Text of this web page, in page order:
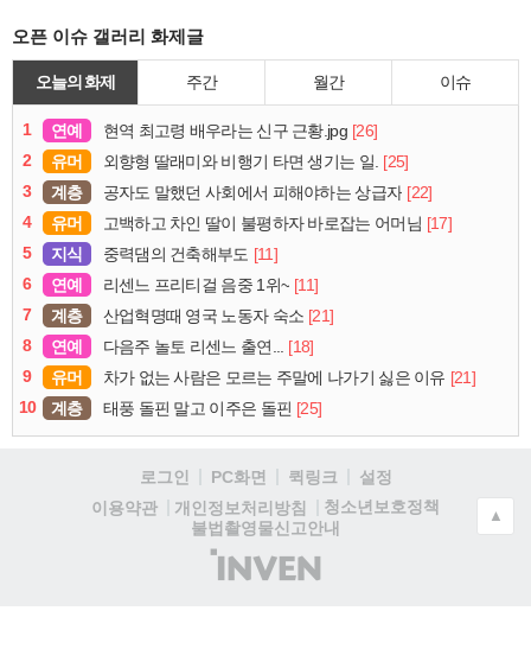
오픈 이슈 갤러리 화제글
오늘의 화제 주간 월간 이슈
1 연예 현역 최고령 배우라는 신구 근황.jpg [26]
2
유머 외향형 딸래미와 비행기 타면 생기는 일. [25]
3
계층 공자도 말했던 사회에서 피해야하는 상급자 [22]
4
유머 고백하고 차인 딸이 불평하자 바로잡는 어머님 [17]
5
지식 중력댐의 건축해부도 [11]
6
연예 리센느 프리티걸 음중 1위~ [11]
7
계층 산업혁명때 영국 노동자 숙소 [21]
8
연예 다음주 놀토 리센느 출연...
[18]
9
유머 차가 없는 사람은 모르는 주말에 나가기 싫은 이유 [21]
10
계층 태풍 돌핀 말고 이주은 돌핀 [25]
로그인 PC화면 퀵링크
설정
이용약관
개인정보처리방침
청소년보호정책
불법촬영물신고안내
(주)
인
▲